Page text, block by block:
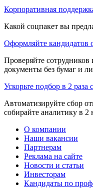
Корпоративная
Какой соцпакет вы
Оформляйте кандидатов
Проверяйте
документы без бумаг и
Ускорьте подбор в 2 раза
Автоматизируйте сбор
собирайте аналитику в 2
О компании
Наши вакансии
Партнерам
Реклама на сайте
Новости и статьи
Инвесторам
Кандидаты по